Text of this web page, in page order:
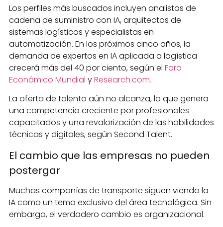
Los perfiles más buscados incluyen analistas de
cadena de suministro con IA, arquitectos de
sistemas logísticos y especialistas en
automatización. En los próximos cinco años, la
demanda de expertos en IA aplicada a logística
crecerá más del 40 por ciento, según el Foro
Económico Mundial yResearch.com.
La oferta de talento aún no alcanza, lo que genera
una competencia creciente por profesionales
capacitados y una revalorización de las habilidades
técnicas y digitales, según Second Talent.
El cambio que las empresas no pueden
postergar
Muchas compañías de transporte siguen viendo la
IA como un tema exclusivo del área tecnológica. Sin
embargo, el verdadero cambio es organizacional.